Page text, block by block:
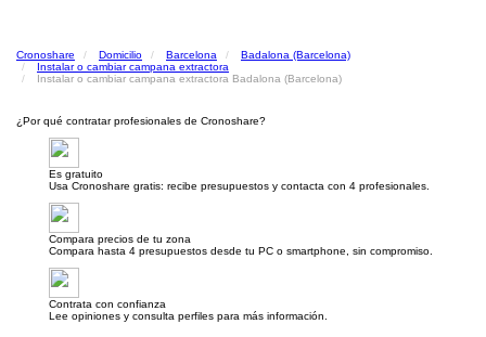
Cronoshare Domicilio Barcelona
Badalona (Barcelona)
Instalar o cambiar campana extractora
Instalar o cambiar campana extractora Badalona (Barcelona)
¿Por qué contratar profesionales de Cronoshare?
Es gratuito
Usa Cronoshare gratis: recibe presupuestos y contacta con 4 profesionales.
Compara precios de tu zona
Compara hasta 4 presupuestos desde tu PC o smartphone, sin compromiso.
Contrata con confianza
Lee opiniones y consulta perfiles para más información.